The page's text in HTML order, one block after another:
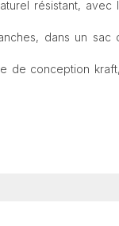
résistant, avec
dans un sac
de conception